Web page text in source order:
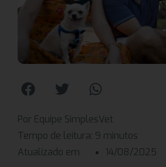
Por Equipe SimplesVet
Tempo de leitura: 9 minutos
Atualizado em
14/08/2025